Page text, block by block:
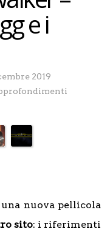
e i
2019
una nuova pellicola
sito: i riferimenti